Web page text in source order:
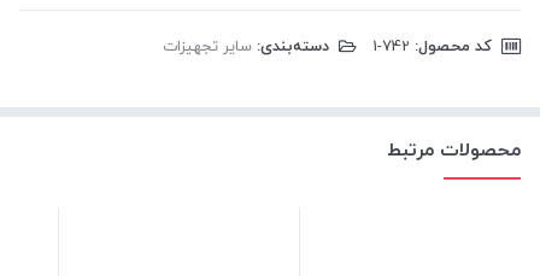
کد محصول: دسته‌بندی: سایر تجهیزات
محصولات مرتبط